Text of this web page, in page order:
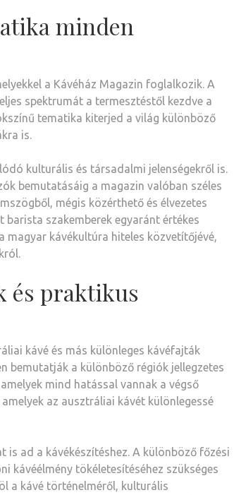
minden
a Kávéház Magazin foglalkozik. A
spektrumát a termesztéstől kezdve a
tematika kiterjed a világ különböző
is.
kulturális és társadalmi jelenségekről is.
bemutatásáig a magazin valóban széles
mégis közérthető és élvezetes
szakemberek egyaránt értékes
kávékultúra hiteles közvetítőjévé,
és praktikus
kávé és más különleges kávéfajták
bemutatják a különböző régiók jellegzetes
mind hatással vannak a végső
az ausztráliai kávét különlegessé
ad a kávékészítéshez. A különböző főzési
kávéélmény tökéletesítéséhez szükséges
a kávé történelméről, kulturális